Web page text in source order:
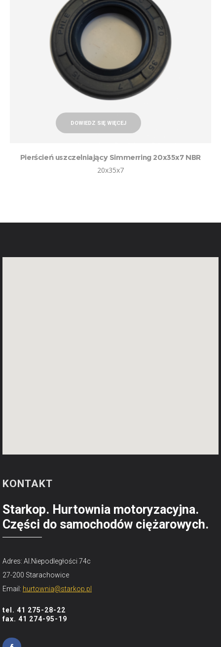
DOWIEDZ SIĘ WIĘCEJ
Pierścień uszczelniający Simmerring 20x35x7 NBR
20x35x7
KONTAKT
Starkop. Hurtownia motoryzacyjna.
Części do samochodów ciężarowych.
Adres: Al.Niepodległości 74c
27-200 Starachowice
Email: hurtownia@starkop.pl
tel. 41 275-28-22
fax. 41 274-95-19